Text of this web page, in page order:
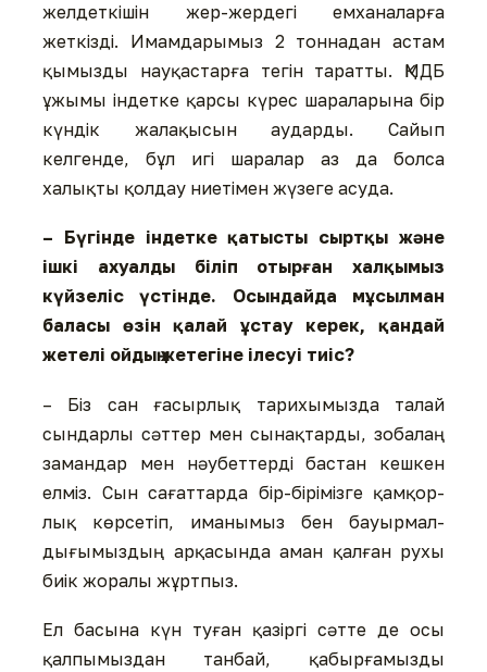
желдеткішін жер-жер­дегі емха­наларға
жеткізді. Имам­да­рымыз 2 тоннадан астам
қымыз­ды науқастарға тегін таратты. ҚМДБ
ұжымы індетке қарсы күрес шараларына бір
күндік жалақысын аударды. Сайып
келгенде, бұл игі шаралар аз да болса
халықты қолдау ниетімен жүзеге асуда.
– Бүгінде індетке қатысты сырт­қы және
ішкі ахуалды біліп отырған халқымыз
күйзеліс үстінде. Осындайда мұсыл­ман
баласы өзін қалай ұстау керек, қандай
жетелі ой­дың жетегіне ілесуі тиіс?
– Біз сан ғасырлық тарихымызда талай
сындарлы сәттер мен сынақтарды, зобалаң
замандар мен нәубеттерді бастан кешкен
елміз. Сын сағат­тар­да бір-бірімізге қамқор­
лық көр­се­тіп, иманымыз бен бауыр­ма­л­
дығымыздың арқа­сын­да аман қалған рухы
биік жоралы жұрт­пыз.
Ел басына күн туған қазіргі сәтте де осы
қалпымыздан танбай, қабырғамызды